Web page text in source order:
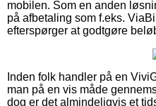
mobilen. Som en anden
på afbetaling som f.eks.
efterspørger at godtgøre
Inden folk handler på en
man på en vis måde
dog er det almindeligvis et